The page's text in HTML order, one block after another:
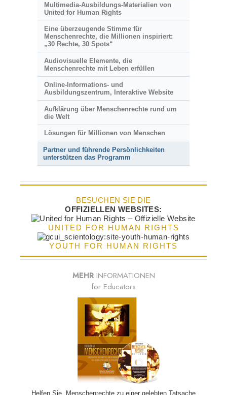
Multimedia-Ausbildungs-Materialien von
United for Human Rights
Eine überzeugende Stimme für
Menschenrechte, die Millionen inspiriert:
„30 Rechte, 30 Spots“
Audiovisuelle Elemente, die
Menschenrechte mit Leben erfüllen
Online-Informations- und
Ausbildungszentrum, Interaktive Website
Aufklärung über Menschenrechte rund um
die Welt
Lösungen für Millionen von Menschen
Partner und führende Persönlichkeiten
unterstützen das Programm
BESUCHEN SIE DIE
OFFIZIELLEN WEBSITES:
UNITED FOR HUMAN RIGHTS
YOUTH FOR HUMAN RIGHTS
MEHR INFORMATIONEN
for Educators
Helfen Sie, Menschenrechte zu einer gelebten Tatsache